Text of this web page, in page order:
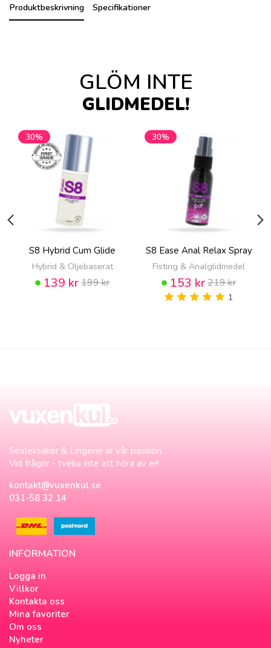
Produktbeskrivning Specifikationer
GLÖM INTE
GLIDMEDEL!
30%
S8 Hybrid Cum Glide
Hybrid & Oljebaserat
139 kr199 kr
30%
S8 Ease Anal Relax Spray
Fisting & Analglidmedel
153 kr219 kr
1
Sexleksaker & Lingerie är vår passion.
Vid frågor - tveka inte att höra av er!
kontakt@vuxenkul.se
031-58 32 14
INFORMATION
Logga in
Villkor
Kontakta oss
Mina favoriter
Om oss
Nyheter